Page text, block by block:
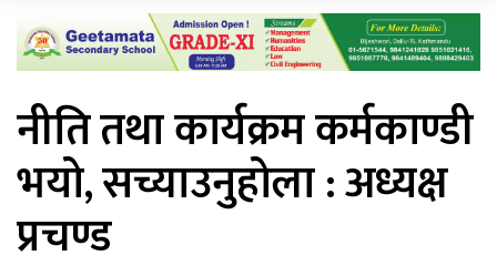
नीति तथा कार्यक्रम कर्मकाण्डी
भयो, सच्याउनुहोला : अध्यक्ष
प्रचण्ड